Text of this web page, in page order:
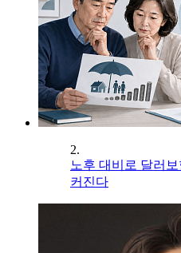
2.
노후 대비로 달러
커진다